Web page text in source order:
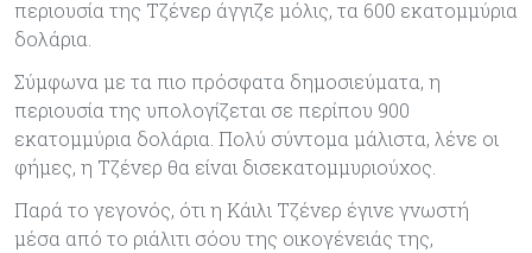
περιουσία της Τζένερ άγγιζε μόλις, τα 600 εκατομμύρια
δολάρια.
Σύμφωνα με τα πιο πρόσφατα δημοσιεύματα, η
περιουσία της υπολογίζεται σε περίπου 900
εκατομμύρια δολάρια. Πολύ σύντομα μάλιστα, λένε οι
φήμες, η Τζένερ θα είναι δισεκατομμυριούχος.
Παρά το γεγονός, ότι η Κάιλι Τζένερ έγινε γνωστή
μέσα από το ριάλιτι σόου της οικογένειάς της,